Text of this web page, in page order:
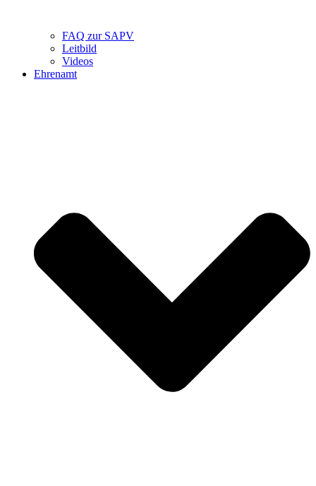
FAQ zur SAPV
Leitbild
Videos
Ehrenamt